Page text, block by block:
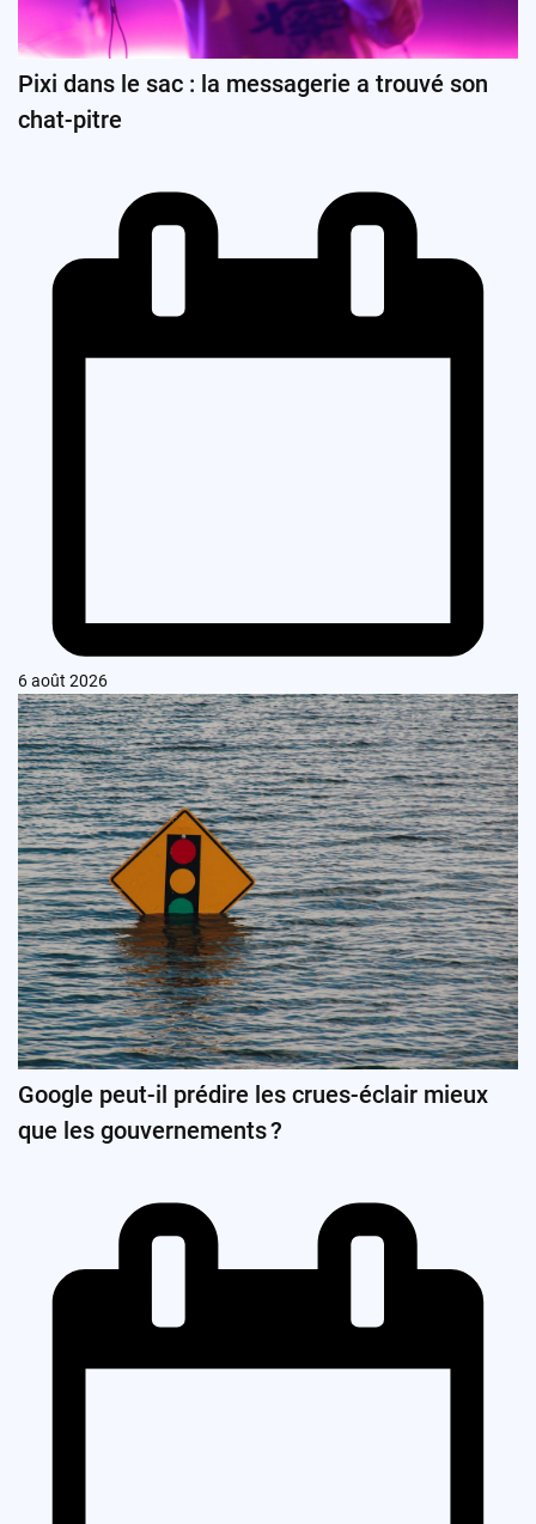
Pixi dans le sac : la messagerie a trouvé son
chat-pitre
6 août 2026
Google peut-il prédire les crues-éclair mieux
que les gouvernements ?